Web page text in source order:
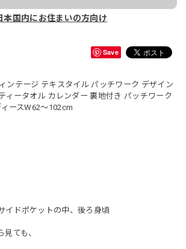
本国内にお住まいの方向け
Save
ンテージ テキスタイル パッチワーク デザイン
ィータオル カレンダー 裏地付き パッチワーク
ースW62〜102cm
イドポケットの中、後ろ身頃
ても、